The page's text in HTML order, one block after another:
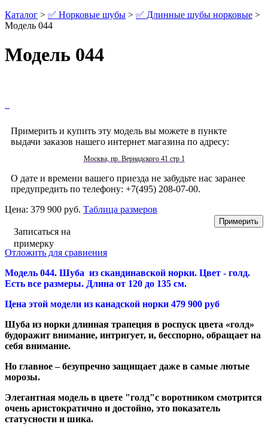
Каталог > ✅ Норковые шубы > ✅ Длинные шубы норковые >
Модель 044
Модель 044
Примерить и купить эту модель вы можете в пункте
выдачи заказов нашего интернет магазина по адресу:
Москва, пр. Вернадского 41 стр 1
О дате и времени вашего приезда не забудьте нас заранее
предупредить по телефону: +7(495) 208-07-00.
Цена: 379 900 руб. Таблица размеров
Записаться на
примерку
Отложить для сравнения
Модель 044. Шуба из скандинавской норки. Цвет - голд.
Есть все размеры. Длина от 120 до 135 см.
Цена этой модели из канадской норки 479 900 руб
Шуба из норки длинная трапеция в роспуск цвета «голд»
будоражит внимание, интригует, и, бесспорно, обращает на
себя внимание.
Но главное – безупречно защищает даже в самые лютые
морозы.
Элегантная модель в цвете "голд"с воротником смотрится
очень аристократично и достойно, это показатель
статусности и шика.